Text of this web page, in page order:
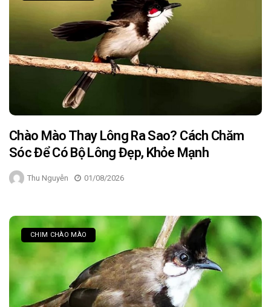
Chào Mào Thay Lông Ra Sao? Cách Chăm
Sóc Để Có Bộ Lông Đẹp, Khỏe Mạnh
Thu Nguyễn 01/08/2026
CHIM CHÀO MÀO